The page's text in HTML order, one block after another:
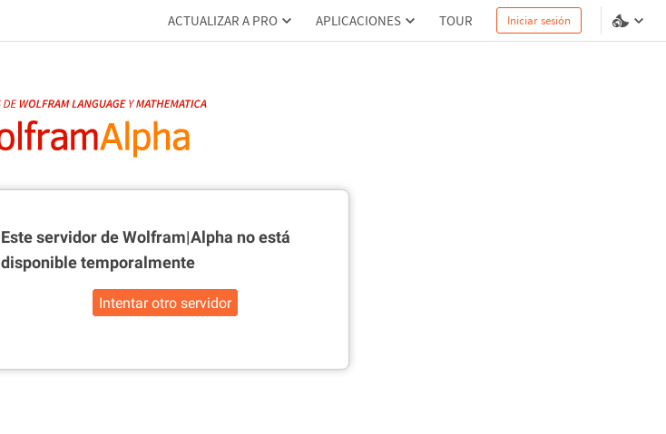
ACTUALIZAR A PRO APLICACIONES TOUR Iniciar sesión
Este servidor de Wolfram|Alpha no está
disponible temporalmente
Intentar otro servidor